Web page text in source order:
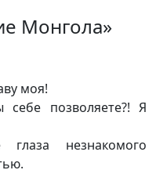
Монгола»
моя!
позволяете?! Я
глаза незнакомого